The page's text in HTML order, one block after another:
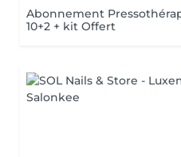
Abonnement
10+2 + kit Offert